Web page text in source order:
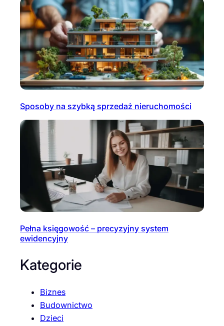
Sposoby na szybką sprzedaż nieruchomości
Pełna księgowość – precyzyjny system
ewidencyjny
Kategorie
Biznes
Budownictwo
Dzieci